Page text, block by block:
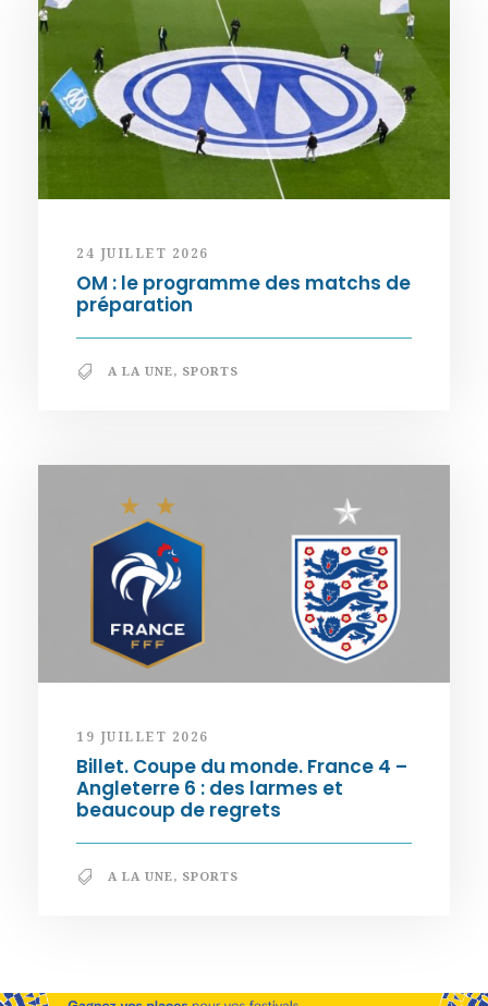
24 JUILLET 2026
OM : le programme des matchs de
préparation
A LA UNE, SPORTS
19 JUILLET 2026
Billet. Coupe du monde. France 4 –
Angleterre 6 : des larmes et
beaucoup de regrets
A LA UNE, SPORTS